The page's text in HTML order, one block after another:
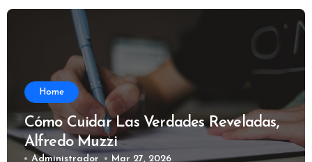
Home
Cómo Cuidar Las Verdades Reveladas,
Alfredo Muzzi
Administrador Mar 27, 2026